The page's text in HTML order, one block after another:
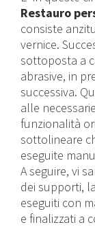
Restauro
consiste
vernice.
sottoposta a
abrasive, in
successiva.
alle
funzionalità
sottolineare
eseguite
A seguire, vi
dei supporti,
eseguiti con
e finalizzati a